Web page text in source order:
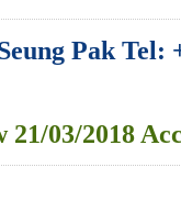
Pak Tel:
21/03/2018